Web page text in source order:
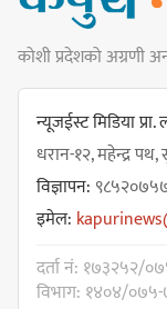
कोशी प्रदेशको अग्रणी
न्यूजईस्ट मिडिया प्रा.
धरान-१२, महेन्द्र
विज्ञापन:
इमेल:
दर्ता नं: १७३२५२/
विभाग: १४०४/